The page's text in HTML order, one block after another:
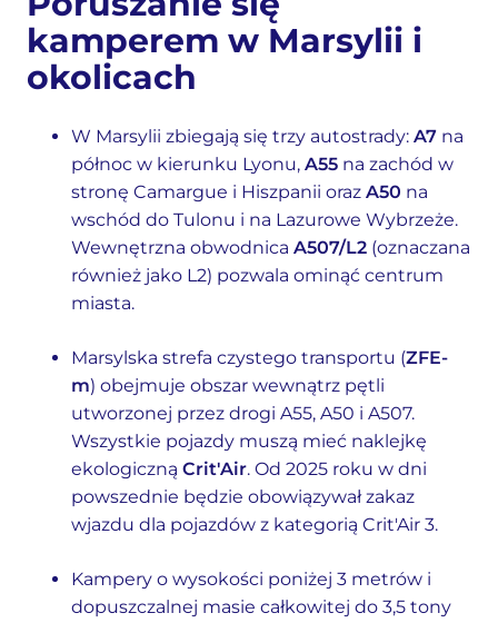
kamperem w Marsylii i
okolicach
W Marsylii zbiegają się trzy autostrady: A7 na
północ w kierunku Lyonu, A55 na zachód w
stronę Camargue i Hiszpanii oraz A50 na
wschód do Tulonu i na Lazurowe Wybrzeże.
Wewnętrzna obwodnica A507/L2 (oznaczana
również jako L2) pozwala ominąć centrum
miasta.
Marsylska strefa czystego transportu (ZFE-
m) obejmuje obszar wewnątrz pętli
utworzonej przez drogi A55, A50 i A507.
Wszystkie pojazdy muszą mieć naklejkę
ekologiczną Crit'Air. Od 2025 roku w dni
powszednie będzie obowiązywał zakaz
wjazdu dla pojazdów z kategorią Crit'Air 3.
Kampery o wysokości poniżej 3 metrów i
dopuszczalnej masie całkowitej do 3,5 tony